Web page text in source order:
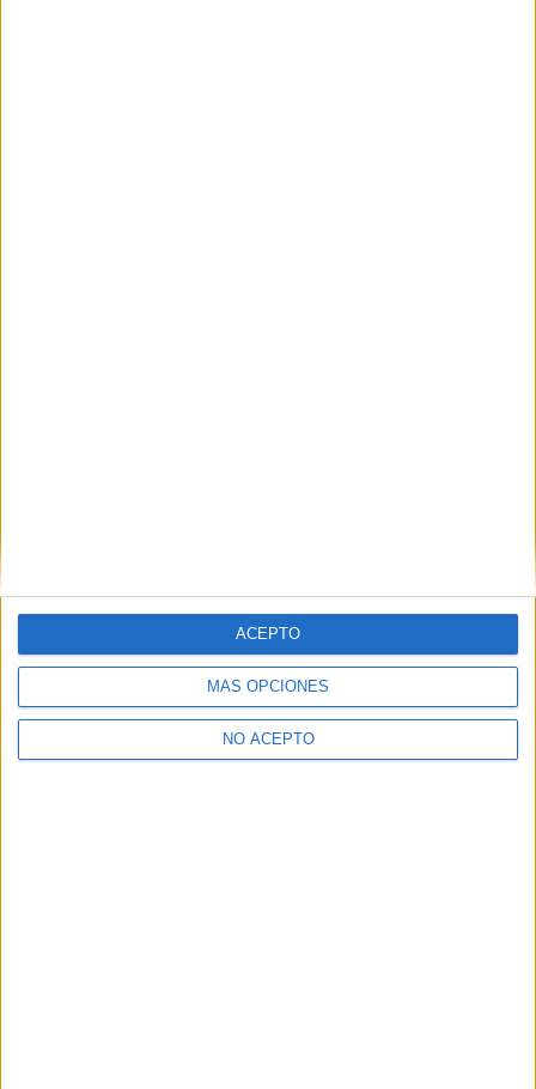
MÁS OPCIONES
NO ACEPTO
ACEPTO
Y como regalo de agradecimiento, por registrarte te daremos
gratis una copia de nuestro ebook con 100 consejos para tu
primer año de universidad